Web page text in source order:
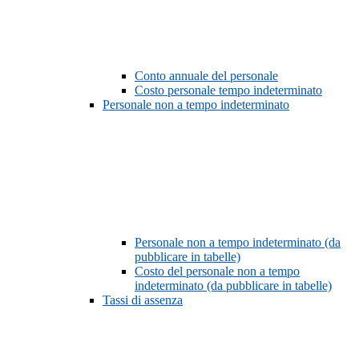
Conto annuale del personale
Costo personale tempo indeterminato
Personale non a tempo indeterminato
Personale non a tempo indeterminato (da
pubblicare in tabelle)
Costo del personale non a tempo
indeterminato (da pubblicare in tabelle)
Tassi di assenza